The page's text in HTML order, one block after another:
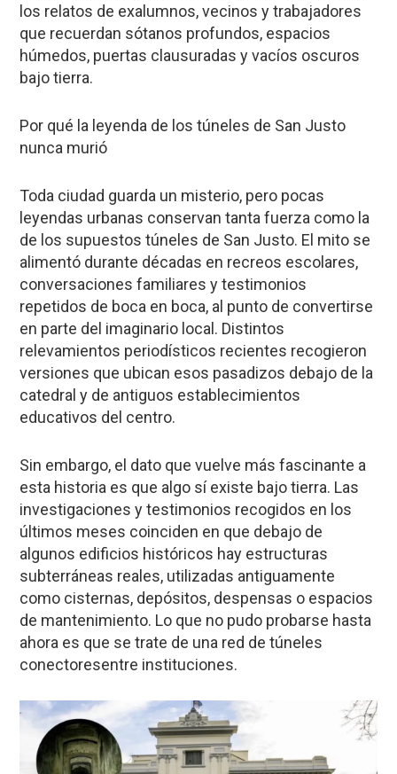
los relatos de exalumnos, vecinos y trabajadores
que recuerdan sótanos profundos, espacios
húmedos, puertas clausuradas y vacíos oscuros
bajo tierra.
Por qué la leyenda de los túneles de San Justo
nunca murió
Toda ciudad guarda un misterio, pero pocas
leyendas urbanas conservan tanta fuerza como la
de los supuestos túneles de San Justo. El mito se
alimentó durante décadas en recreos escolares,
conversaciones familiares y testimonios
repetidos de boca en boca, al punto de convertirse
en parte del imaginario local. Distintos
relevamientos periodísticos recientes recogieron
versiones que ubican esos pasadizos debajo de la
catedral y de antiguos establecimientos
educativos del centro.
Sin embargo, el dato que vuelve más fascinante a
esta historia es que algo sí existe bajo tierra. Las
investigaciones y testimonios recogidos en los
últimos meses coinciden en que debajo de
algunos edificios históricos hay estructuras
subterráneas reales, utilizadas antiguamente
como cisternas, depósitos, despensas o espacios
de mantenimiento. Lo que no pudo probarse hasta
ahora es que se trate de una red detúneles
conectoresentre instituciones.